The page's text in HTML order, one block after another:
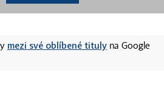
mezi své oblíbené tituly na Google